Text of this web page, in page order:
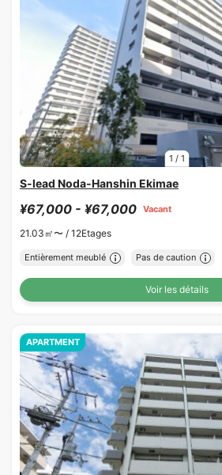
1 / 1
S-lead Noda-Hanshin Ekimae
¥67,000 - ¥67,000 Vacant
21.03㎡〜 / 12Etages
Entièrement meublé Pas de caution
Voir les détails
APARTMENT